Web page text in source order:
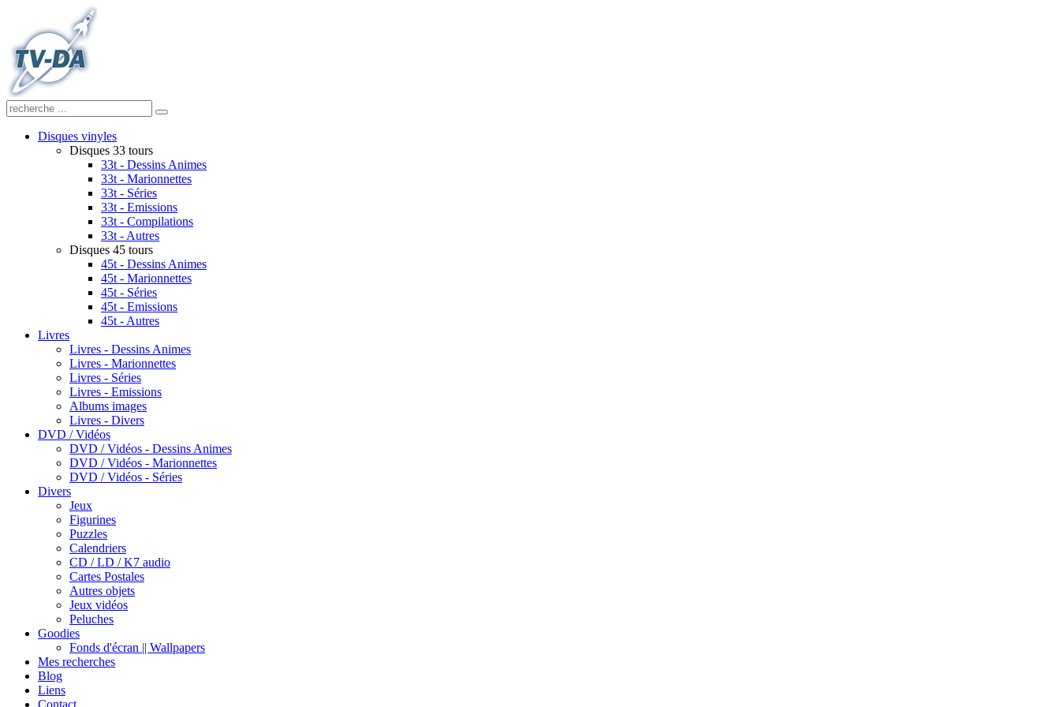
Disques vinyles
Disques 33 tours
33t - Dessins Animes
33t - Marionnettes
33t - Séries
33t - Emissions
33t - Compilations
33t - Autres
Disques 45 tours
45t - Dessins Animes
45t - Marionnettes
45t - Séries
45t - Emissions
45t - Autres
Livres
Livres - Dessins Animes
Livres - Marionnettes
Livres - Séries
Livres - Emissions
Albums images
Livres - Divers
DVD / Vidéos
DVD / Vidéos - Dessins Animes
DVD / Vidéos - Marionnettes
DVD / Vidéos - Séries
Divers
Jeux
Figurines
Puzzles
Calendriers
CD / LD / K7 audio
Cartes Postales
Autres objets
Jeux vidéos
Peluches
Goodies
Fonds d'écran || Wallpapers
Mes recherches
Blog
Liens
Contact